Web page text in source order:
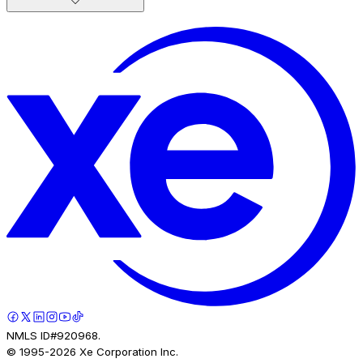
NMLS ID#920968.
© 1995-2026 Xe Corporation Inc.